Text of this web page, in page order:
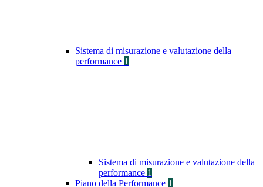
Sistema di misurazione e valutazione della
performance 1
Sistema di misurazione e valutazione della
performance 1
Piano della Performance 1